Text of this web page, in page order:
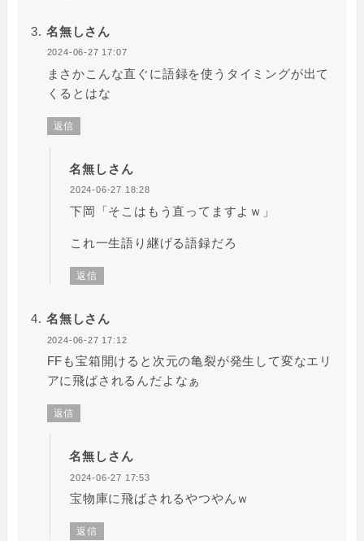
名無しさん
2024-06-27 17:07
まさかこんな直ぐに語録を使うタイミングが出て
くるとはな
返信
名無しさん
2024-06-27 18:28
下岡「そこはもう直ってますよｗ」
これ一生語り継げる語録だろ
返信
名無しさん
2024-06-27 17:12
FFも宝箱開けると次元の亀裂が発生して変なエリ
アに飛ばされるんだよなぁ
返信
名無しさん
2024-06-27 17:53
宝物庫に飛ばされるやつやんｗ
返信